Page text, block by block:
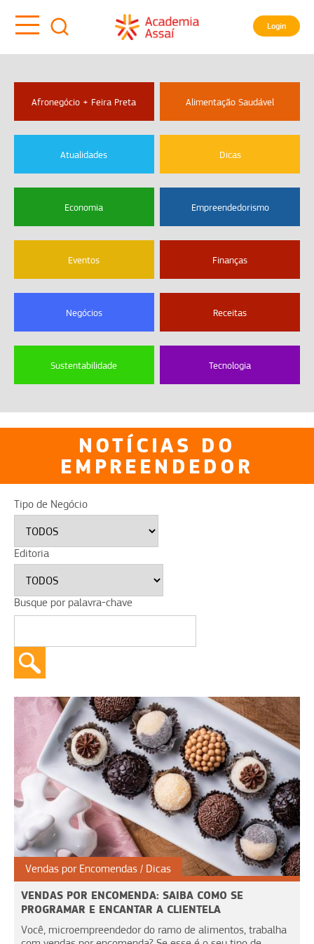
Login
Afronegócio + Feira Preta Alimentação Saudável
Atualidades Dicas
Economia Empreendedorismo
Eventos Finanças
Negócios Receitas
Sustentabilidade Tecnologia
NOTÍCIAS DO
EMPREENDEDOR
Tipo de Negócio
Editoria
Busque por palavra-chave
Vendas por Encomendas Dicas
VENDAS POR ENCOMENDA: SAIBA COMO SE
PROGRAMAR E ENCANTAR A CLIENTELA
Você, microempreendedor do ramo de alimentos, trabalha